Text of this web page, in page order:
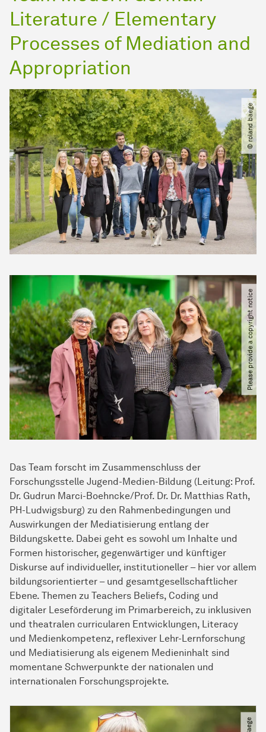
Literature / Elementary
Processes of Mediation and
Appropriation
© roland baege
Please provide a copyright notice
Das Team forscht im Zusammenschluss der
Forschungsstelle Jugend-Medien-Bildung (Leitung: Prof.
Dr. Gudrun Marci-Boehncke/Prof. Dr. Dr. Matthias Rath,
PH-Ludwigsburg) zu den Rahmenbedingungen und
Auswirkungen der Mediatisierung entlang der
Bildungskette. Dabei geht es sowohl um Inhalte und
Formen historischer, gegenwärtiger und künftiger
Diskurse auf individueller, institutioneller – hier vor allem
bildungsorientierter – und gesamtgesellschaftlicher
Ebene. Themen zu Teachers Beliefs, Coding und
digitaler Leseförderung im Primarbereich, zu inklusiven
und theatralen curricularen Entwicklungen, Literacy
und Medienkompetenz, reflexiver Lehr-Lernforschung
und Mediatisierung als eigenem Medieninhalt sind
momentane Schwerpunkte der nationalen und
internationalen Forschungsprojekte.